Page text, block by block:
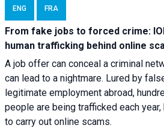
ENG FRA
From fake jobs to forced crime:
human trafficking behind online
A job offer can conceal a criminal
can lead to a nightmare. Lured by
legitimate employment abroad,
people are being trafficked each
to carry out online scams.